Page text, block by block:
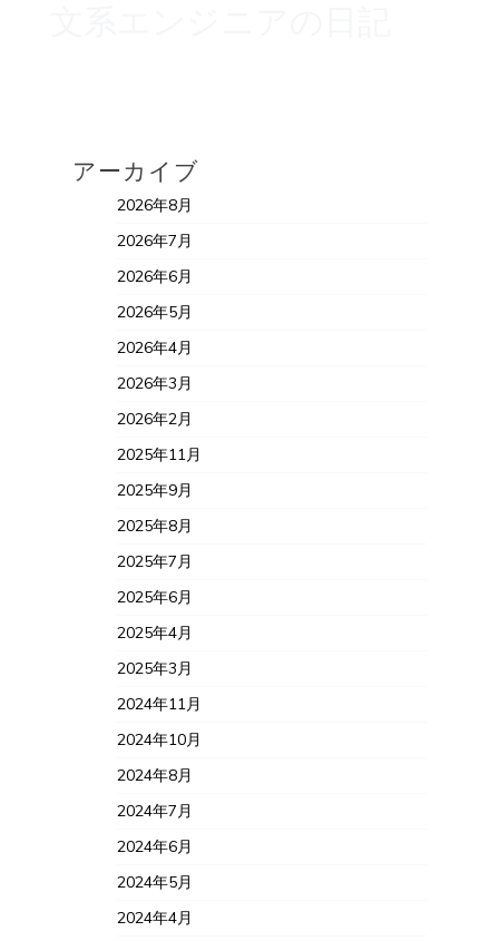
アーカイブ
2026年8月
2026年7月
2026年6月
2026年5月
2026年4月
2026年3月
2026年2月
2025年11月
2025年9月
2025年8月
2025年7月
2025年6月
2025年4月
2025年3月
2024年11月
2024年10月
2024年8月
2024年7月
2024年6月
2024年5月
2024年4月